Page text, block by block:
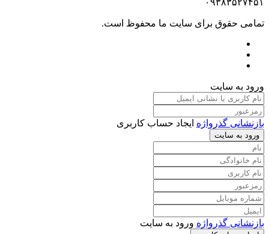
۰۹۳۸۳۵۲۷۴۵۱
تمامی حقوق برای سایت ما محفوظ است.
ورود به سایت
بازنشانی گذرواژه ایجاد حساب کاربری
ورود به سایت
بازنشانی گذرواژه ورود به سایت